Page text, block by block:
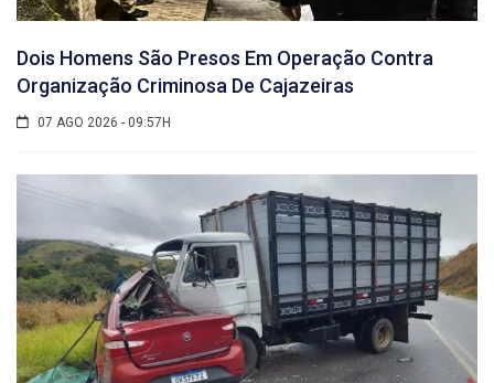
Dois Homens São Presos Em Operação Contra
Organização Criminosa De Cajazeiras
07 AGO 2026 - 09:57H